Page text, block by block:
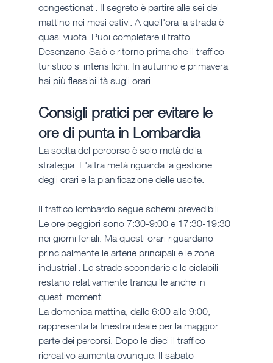
congestionati. Il segreto è partire alle sei del
mattino nei mesi estivi. A quell'ora la strada è
quasi vuota. Puoi completare il tratto
Desenzano-Salò e ritorno prima che il traffico
turistico si intensifichi. In autunno e primavera
hai più flessibilità sugli orari.
Consigli pratici per evitare le
ore di punta in Lombardia
La scelta del percorso è solo metà della
strategia. L'altra metà riguarda la gestione
degli orari e la pianificazione delle uscite.
Il traffico lombardo segue schemi prevedibili.
Le ore peggiori sono 7:30-9:00 e 17:30-19:30
nei giorni feriali. Ma questi orari riguardano
principalmente le arterie principali e le zone
industriali. Le strade secondarie e le ciclabili
restano relativamente tranquille anche in
questi momenti.
La domenica mattina, dalle 6:00 alle 9:00,
rappresenta la finestra ideale per la maggior
parte dei percorsi. Dopo le dieci il traffico
ricreativo aumenta ovunque. Il sabato